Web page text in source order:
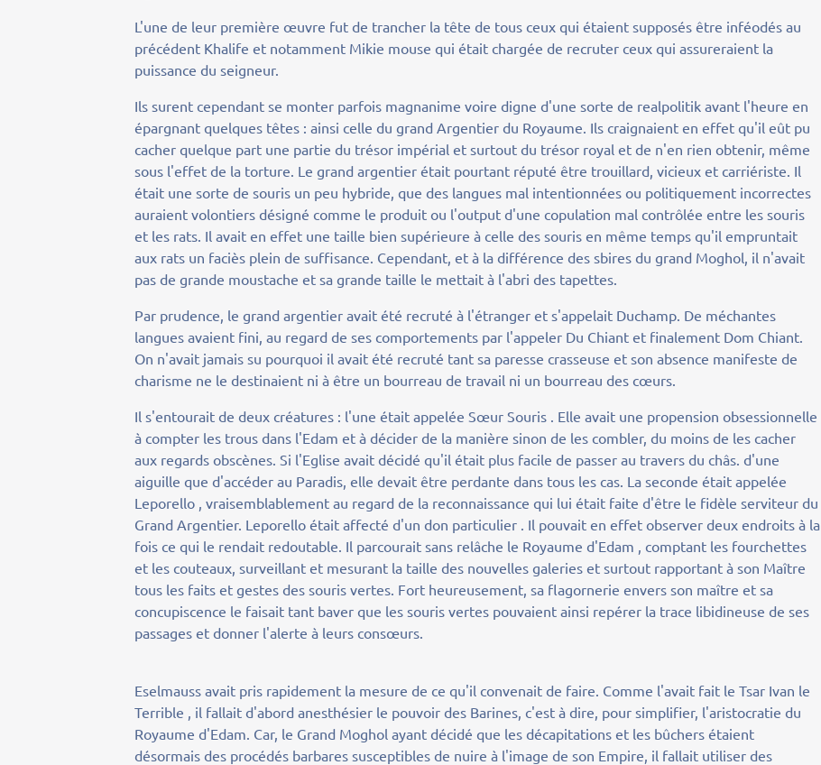
L'une de leur première œuvre fut de trancher la tête de tous ceux qui étaient supposés être inféodés au
précédent Khalife et notamment Mikie mouse qui était chargée de recruter ceux qui assureraient la
puissance du seigneur.
Ils surent cependant se monter parfois magnanime voire digne d'une sorte de realpolitik avant l'heure en
épargnant quelques têtes : ainsi celle du grand Argentier du Royaume. Ils craignaient en effet qu'il eût pu
cacher quelque part une partie du trésor impérial et surtout du trésor royal et de n'en rien obtenir, même
sous l'effet de la torture. Le grand argentier était pourtant réputé être trouillard, vicieux et carriériste. Il
était une sorte de souris un peu hybride, que des langues mal intentionnées ou politiquement incorrectes
auraient volontiers désigné comme le produit ou l'output d'une copulation mal contrôlée entre les souris
et les rats. Il avait en effet une taille bien supérieure à celle des souris en même temps qu'il empruntait
aux rats un faciès plein de suffisance. Cependant, et à la différence des sbires du grand Moghol, il n'avait
pas de grande moustache et sa grande taille le mettait à l'abri des tapettes.
Par prudence, le grand argentier avait été recruté à l'étranger et s'appelait Duchamp. De méchantes
langues avaient fini, au regard de ses comportements par l'appeler Du Chiant et finalement Dom Chiant.
On n'avait jamais su pourquoi il avait été recruté tant sa paresse crasseuse et son absence manifeste de
charisme ne le destinaient ni à être un bourreau de travail ni un bourreau des cœurs.
Il s'entourait de deux créatures : l'une était appelée Sœur Souris . Elle avait une propension obsessionnelle
à compter les trous dans l'Edam et à décider de la manière sinon de les combler, du moins de les cacher
aux regards obscènes. Si l'Eglise avait décidé qu'il était plus facile de passer au travers du châs. d'une
aiguille que d'accéder au Paradis, elle devait être perdante dans tous les cas. La seconde était appelée
Leporello , vraisemblablement au regard de la reconnaissance qui lui était faite d'être le fidèle serviteur du
Grand Argentier. Leporello était affecté d'un don particulier . Il pouvait en effet observer deux endroits à la
fois ce qui le rendait redoutable. Il parcourait sans relâche le Royaume d'Edam , comptant les fourchettes
et les couteaux, surveillant et mesurant la taille des nouvelles galeries et surtout rapportant à son Maître
tous les faits et gestes des souris vertes. Fort heureusement, sa flagornerie envers son maître et sa
concupiscence le faisait tant baver que les souris vertes pouvaient ainsi repérer la trace libidineuse de ses
passages et donner l'alerte à leurs consœurs.
Eselmauss avait pris rapidement la mesure de ce qu'il convenait de faire. Comme l'avait fait le Tsar Ivan le
Terrible , il fallait d'abord anesthésier le pouvoir des Barines, c'est à dire, pour simplifier, l'aristocratie du
Royaume d'Edam. Car, le Grand Moghol ayant décidé que les décapitations et les bûchers étaient
désormais des procédés barbares susceptibles de nuire à l'image de son Empire, il fallait utiliser des